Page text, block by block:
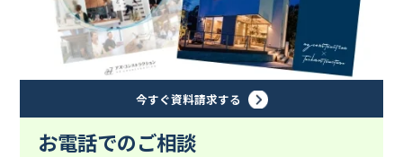
今すぐ資料請求する
お電話でのご相談